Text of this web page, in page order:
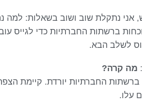
אני נתקלת שוב ושוב בשאלות: למה
ברשתות החברתיות כדי לגייס
לשלב הבא.
מה קרה?
החברתיות יורדת. קיימת
עלו.